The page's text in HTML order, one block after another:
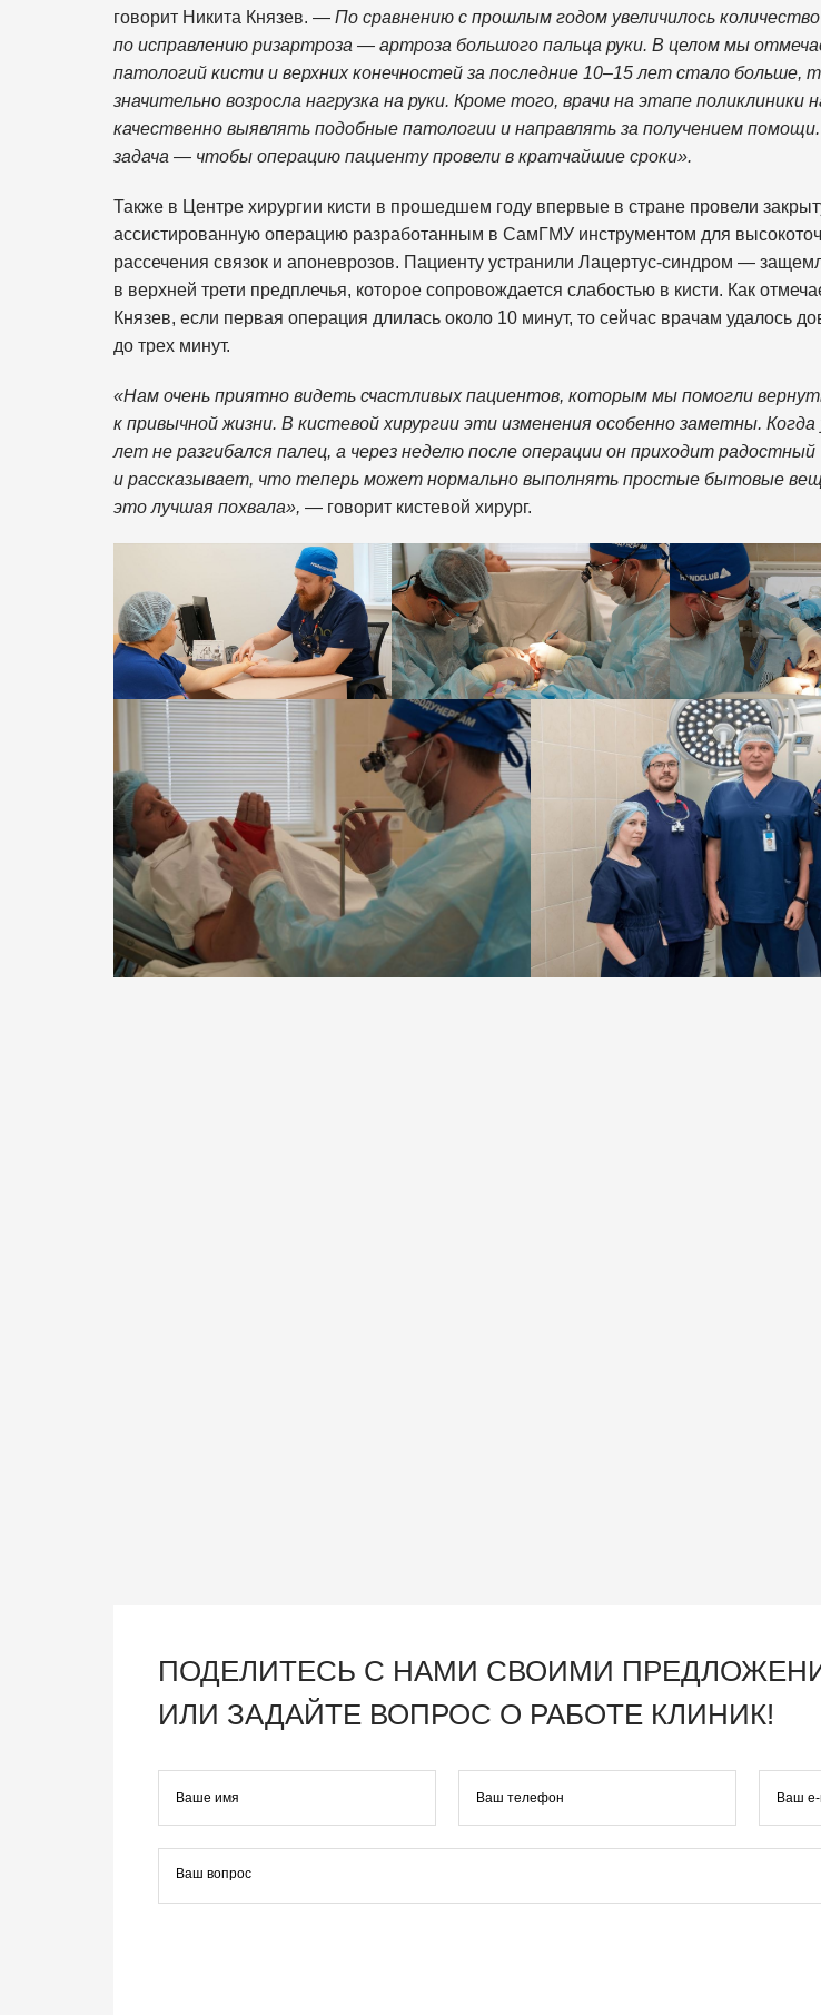
говорит Никита Князев. — По сравнению с прошлым годом увеличилось
по исправлению ризартроза — артроза большого пальца руки. В целом мы
патологий кисти и верхних конечностей за последние 10–15 лет стало больше,
значительно возросла нагрузка на руки. Кроме того, врачи на этапе поликлиники
качественно выявлять подобные патологии и направлять за получением
задача — чтобы операцию пациенту провели в кратчайшие сроки».
Также в Центре хирургии кисти в прошедшем году впервые в стране провели
ассистированную операцию разработанным в СамГМУ инструментом для
рассечения связок и апоневрозов. Пациенту устранили Лацертус-синдром —
в верхней трети предплечья, которое сопровождается слабостью в кисти. Как
Князев, если первая операция длилась около 10 минут, то сейчас врачам удалось
до трех минут.
«Нам очень приятно видеть счастливых пациентов, которым мы помогли
к привычной жизни. В кистевой хирургии эти изменения особенно заметны. Когда
лет не разгибался палец, а через неделю после операции он приходит радостный
и рассказывает, что теперь может нормально выполнять простые бытовые
это лучшая похвала», — говорит кистевой хирург.
ПОДЕЛИТЕСЬ С НАМИ СВОИМИ
ИЛИ ЗАДАЙТЕ ВОПРОС О РАБОТЕ КЛИНИК!